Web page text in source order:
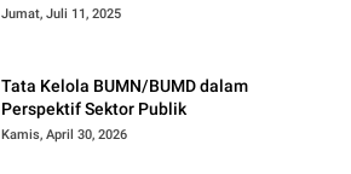
Jumat, Juli 11, 2025
Tata Kelola BUMN/BUMD dalam
Perspektif Sektor Publik
Kamis, April 30, 2026